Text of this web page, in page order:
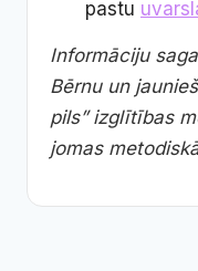
pastu
Informāciju
Bērnu un
pils” izglītības
jomas